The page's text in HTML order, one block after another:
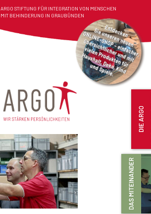
ARGO STIFTUNG FÜR INTEGRATION VON MENSCHEN
MIT BEHINDERUNG IN GRAUBÜNDEN